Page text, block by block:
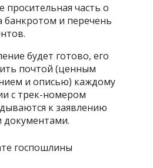
просительная часть о
и перечень
будет готово, его
почтой (ценным
и описью) каждому
с трек-номером
к заявлению
документами.